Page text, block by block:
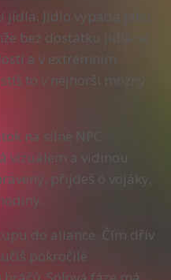
Jídlo vypadá jako
bez dostatku jídla se
a v extrémním
to v nejhorší možný
na silné NPC
vizuálem a vidinou
přijdeš o vojáky,
do aliance. Čím dřív
pokročilé